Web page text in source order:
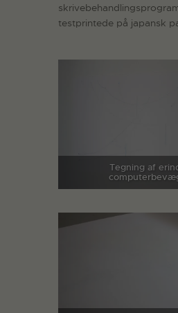
testprintede på japansk
Tegning af